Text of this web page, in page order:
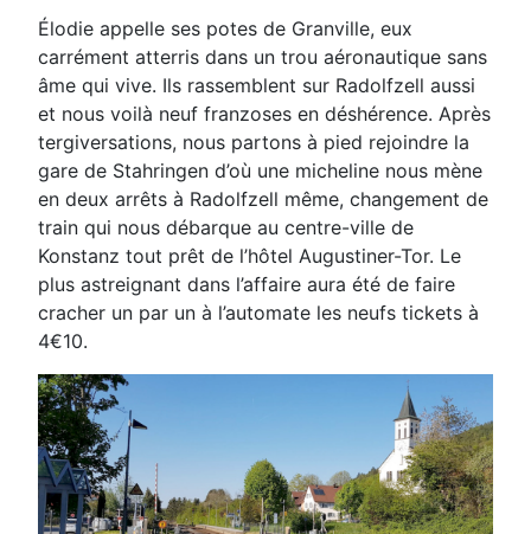
Élodie appelle ses potes de Granville, eux
carrément atterris dans un trou aéronautique sans
âme qui vive. Ils rassemblent sur Radolfzell aussi
et nous voilà neuf franzoses en déshérence. Après
tergiversations, nous partons à pied rejoindre la
gare de Stahringen d’où une micheline nous mène
en deux arrêts à Radolfzell même, changement de
train qui nous débarque au centre-ville de
Konstanz tout prêt de l’hôtel Augustiner-Tor. Le
plus astreignant dans l’affaire aura été de faire
cracher un par un à l’automate les neufs tickets à
4€10.